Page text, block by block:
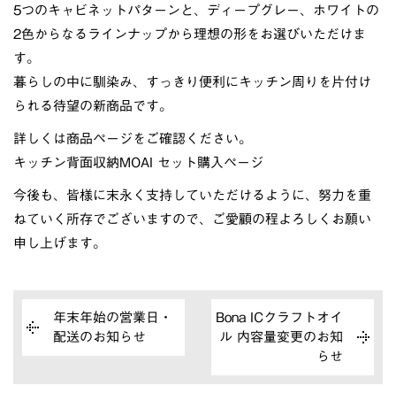
5つのキャビネットパターンと、ディープグレー、ホワイトの
2色からなるラインナップから理想の形をお選びいただけま
す。
暮らしの中に馴染み、すっきり便利にキッチン周りを片付け
られる待望の新商品です。
詳しくは商品ページをご確認ください。
キッチン背面収納MOAI セット購入ページ
今後も、皆様に末永く支持していただけるように、努力を重
ねていく所存でございますので、ご愛顧の程よろしくお願い
申し上げます。
年末年始の営業日・
配送のお知らせ
Bona ICクラフトオイ
ル 内容量変更のお知
らせ